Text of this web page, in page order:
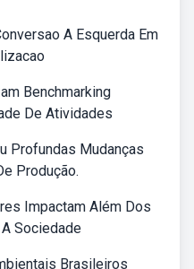
A Esquerda Em
Benchmarking
De Atividades
Profundas Mudanças
Produção.
Impactam Além Dos
Sociedade
Brasileiros